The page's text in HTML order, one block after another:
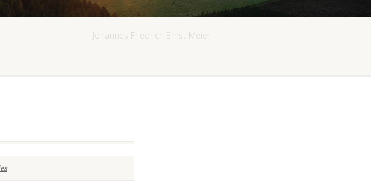
Johannes Friedrich Ernst Meier